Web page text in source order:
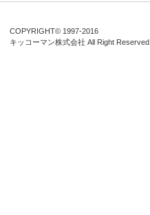
COPYRIGHT© 1997-2016
キッコーマン株式会社 All Right Reserved.